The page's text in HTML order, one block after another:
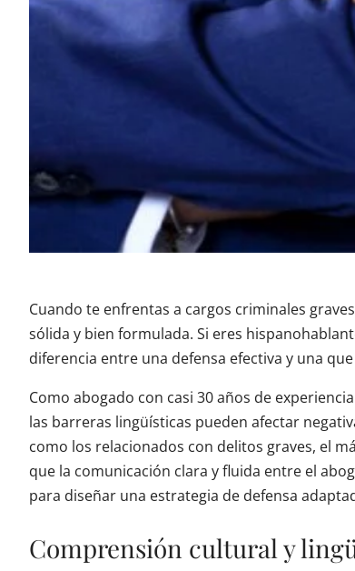
Cuando te enfrentas a cargos criminales
sólida y bien formulada. Si eres
diferencia entre una defensa efectiva y una
Como abogado con casi 30 años de
las barreras lingüísticas pueden afectar
como los relacionados con delitos graves, el
que la comunicación clara y fluida entre el
para diseñar una estrategia de defensa
Comprensión cultural y